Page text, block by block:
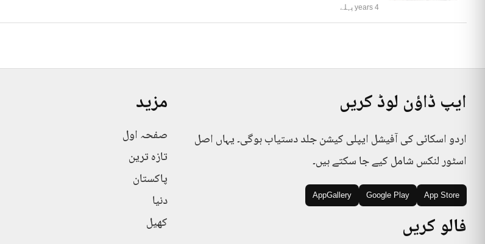
4 years پہلے
ایپ ڈاؤن لوڈ کریں
اردو اسکائی کی آفیشل ایپلی کیشن جلد دستیاب ہوگی۔ یہاں اصل
اسٹور لنکس شامل کیے جا سکتے ہیں۔
App Store
Google Play
AppGallery
فالو کریں
مزید
صفحہ اول
تازہ ترین
پاکستان
دنیا
کھیل